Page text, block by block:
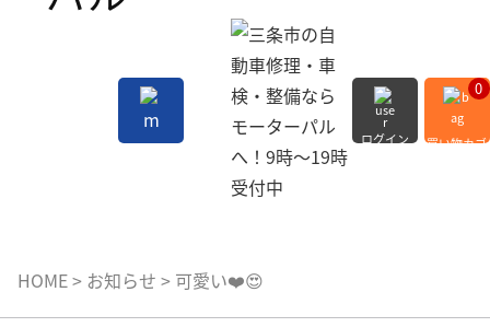
ログイン
0
買い物カゴ
HOME> お知らせ > 可愛い❤️😍